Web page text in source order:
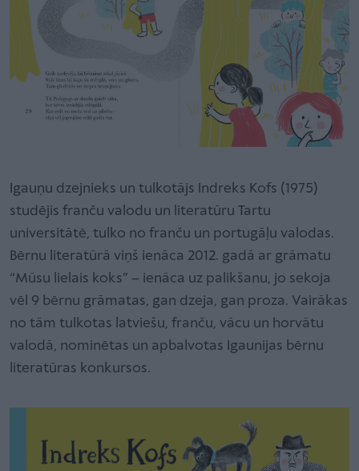
Igauņu dzejnieks un tulkotājs Indreks Kofs (1975)
studējis franču valodu un literatūru Tartu
universitātē, tulko no franču un portugāļu valodas.
Bērnu literatūrā viņš ienāca 2012. gadā ar grāmatu
“Mūsu lielais koks” – ienāca uz palikšanu, jo sekoja
vēl 9 bērnu grāmatas, gan dzeja, gan proza. Vairākas
no tām tulkotas latviešu, franču, vācu un horvātu
valodā, nominētas un apbalvotas Igaunijas bērnu
literatūras konkursos.